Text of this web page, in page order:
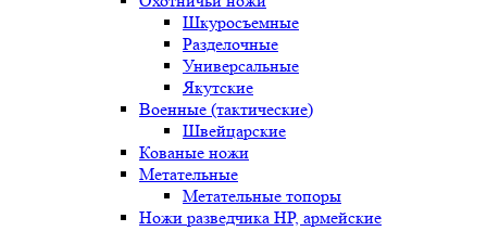
Шкуросъемные
Разделочные
Универсальные
Якутские
Военные (тактические)
Швейцарские
Кованые ножи
Метательные
Метательные топоры
Ножи разведчика НР, армейские